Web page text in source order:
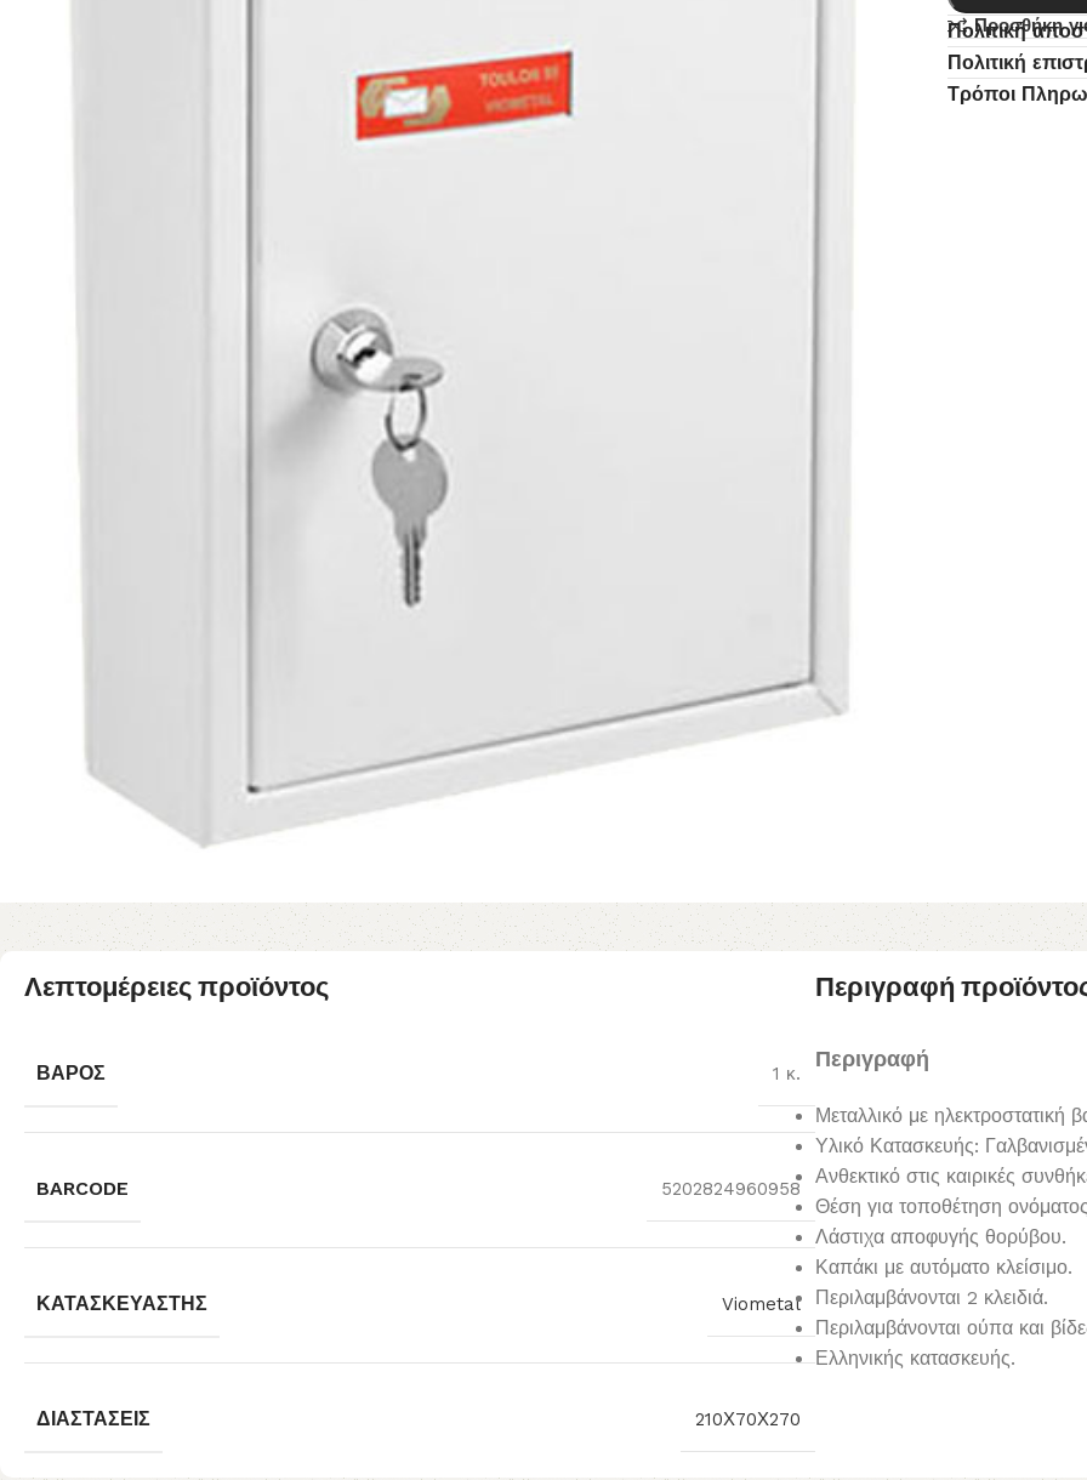
Προσθήκη
Πολιτική
Πολιτική
Τρόποι
Λεπτομέρειες προϊόντος
ΒΆΡΟΣ 1 κ.
BARCODE 5202824960958
ΚΑΤΑΣΚΕΥΑΣΤΉΣ Viometal
ΔΙΑΣΤΆΣΕΙΣ 210Χ70Χ270
Περιγραφή
Περιγραφή
Μεταλλικό με
Υλικό Κατασκευής:
Ανθεκτικό στις καιρικές
Θέση για τοποθέτηση
Λάστιχα αποφυγής θορύβου.
Καπάκι με αυτόματο κλείσιμο.
Περιλαμβάνονται 2 κλειδιά.
Περιλαμβάνονται ούπα και
Ελληνικής κατασκευής.